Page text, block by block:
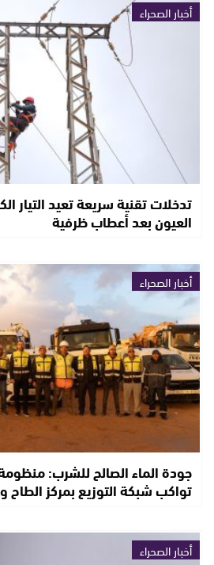
أخبار الصحراء
تدخلات تقنية سريعة تعيد التيار
العيون بعد أعطاب ظرفية
أخبار الصحراء
جودة الماء الصالح للشرب:
تواكب شبكة التوزيع بمركز
أخبار الصحراء